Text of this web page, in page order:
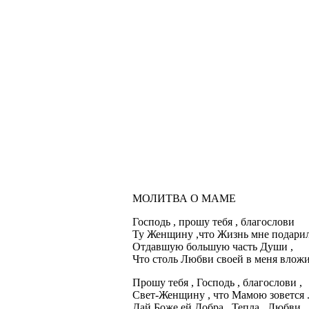
МОЛИТВА О МАМЕ
Господь , прошу тебя , благослови
Ту Женщину ,что Жизнь мне
Отдавшую большую часть Души ,
Что столь Любви своей в меня
Прошу тебя , Господь , благослови ,
Свет-Женщину , что Мамою зовется .